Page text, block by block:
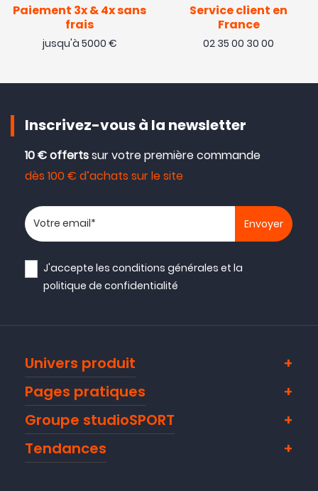
Paiement 3x & 4x sans
frais
jusqu'à 5000 €
Service client en
France
02 35 00 30 00
Inscrivez-vous à la newsletter
10 € offertssur votre première commande
dès 100 € d’achats sur le site
Votre adresse email
J'accepte lesconditions générales et la
politique de confidentialité
Univers produit
Pages pratiques
Groupe studioSPORT
Tendances